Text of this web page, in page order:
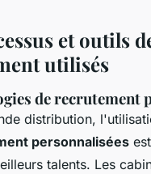
et outils
utilisés
de recrutement
distribution,
personnalisées
talents. Les